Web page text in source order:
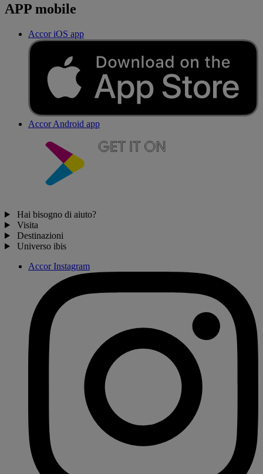
APP mobile
Accor iOS app
Accor Android app
Hai bisogno di aiuto?
Visita
Destinazioni
Universo ibis
Accor Instagram